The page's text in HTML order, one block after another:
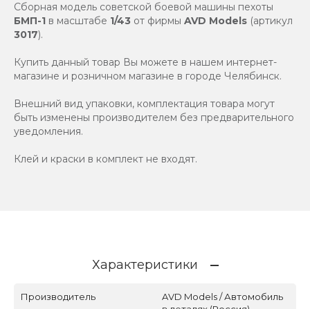
Сборная модель советской боевой машины пехоты
БМП-1 в масштабе 1/43 от фирмы AVD Models (артикул
3017).
Купить данный товар Вы можете в нашем интернет-
магазине и розничном магазине в городе Челябинск.
Внешний вид упаковки, комплектация товара могут
быть изменены производителем без предварительного
уведомления.
Клей и краски в комплект не входят.
Характеристики
Производитель
AVD Models / Автомобиль